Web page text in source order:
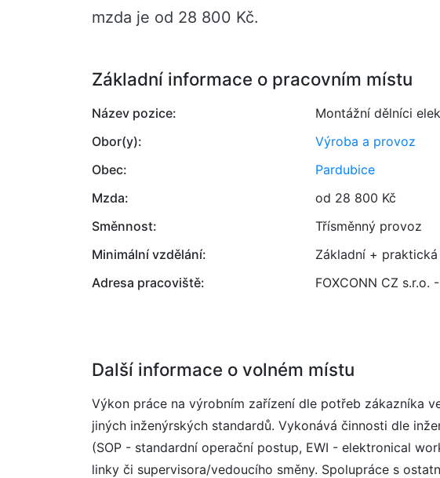
mzda je od 28 800 Kč.
Základní informace o pracovním místu
Název pozice:
Montážní dělníci
Obor(y):
Výroba a provoz
Obec:
Pardubice
Mzda:
od 28 800 Kč
Směnnost:
Třísměnný provoz
Minimální vzdělání:
Základní +
Adresa pracoviště:
FOXCONN CZ s.r.o.
Další informace o volném místu
Výkon práce na výrobním zařízení dle potřeb zákazníka
jiných inženýrských standardů. Vykonává činnosti dle
(SOP - standardní operační postup, EWI - elektronical
linky či supervisora/vedoucího směny. Spolupráce s